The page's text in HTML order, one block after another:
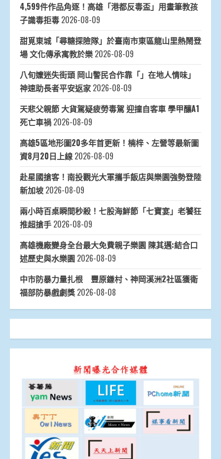
4,599件作品角逐！高雄「港都反毒盃」用畫筆教孩
子識毒拒毒 2026-08-09
甜覓東城「尋糖探險隊」於臺南市東區龍山里熱鬧登
場 文化傳承寓教於樂 2026-08-09
八旬嬤迷失街頭 岡山警民合作靠「」在地人情味」
神速助長者平安返家 2026-08-09
天悲父親節 大貨駕疑疲勞毒駕 迎撞自客車 學甲釀A1
死亡車禍 2026-08-09
高雄5區地形圖20多年首更新！楠梓、左營等最新圖
資8月20日上線 2026-08-09
赴星國搶客！南投觀光大軍攜手飯店與樂園強勢登陸
新加坡 2026-08-09
兩小時百桌瞬間秒殺！七股海鮮節「七寶宴」老饕狂
推超搶手 2026-08-09
高雄機廠變身全台最大免費親子樂園 陳其邁:結合口
述歷史與水樂園 2026-08-09
中市防暴力量扎根 豐原鎌村、神岡溪洲2社區獲衛
福部防暴戲劇獎 2026-08-08